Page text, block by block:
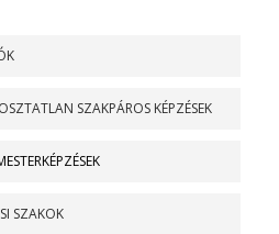
SZAKPÁROS KÉPZÉSEK
SZAKOK